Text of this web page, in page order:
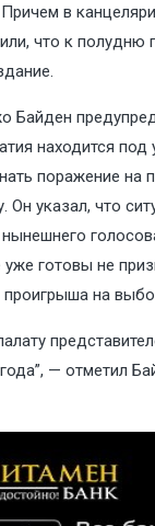
в
что к полудню
находится под
поражение на
Он указал, что
готовы не
на
— отметил